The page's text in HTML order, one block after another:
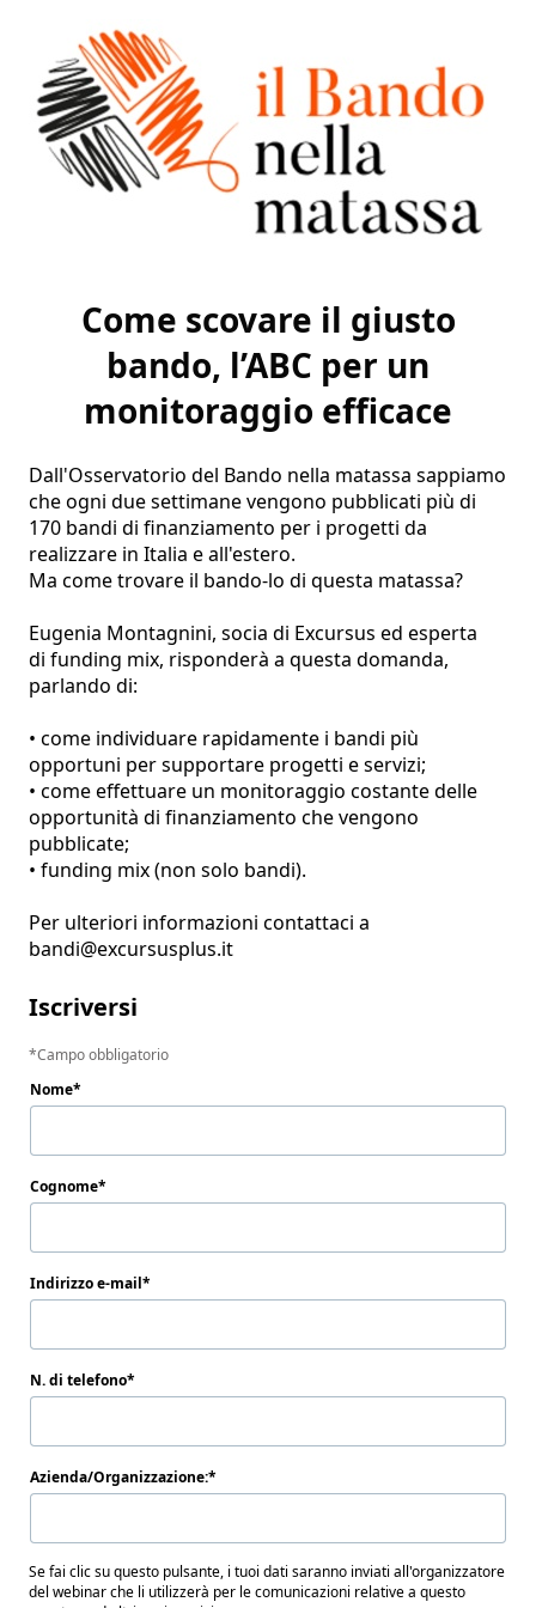
Come scovare il giusto
bando, l’ABC per un
monitoraggio efficace
Dall'Osservatorio del Bando nella matassa sappiamo
che ogni due settimane vengono pubblicati più di
170 bandi di finanziamento per i progetti da
realizzare in Italia e all'estero.
Ma come trovare il bando-lo di questa matassa?
Eugenia Montagnini, socia di Excursus ed esperta
di funding mix, risponderà a questa domanda,
parlando di:
• come individuare rapidamente i bandi più
opportuni per supportare progetti e servizi;
• come effettuare un monitoraggio costante delle
opportunità di finanziamento che vengono
pubblicate;
• funding mix (non solo bandi).
Per ulteriori informazioni contattaci a
bandi@excursusplus.it
Iscriversi
Campo obbligatorio
Nome
Cognome
Indirizzo e-mail
N. di telefono
Azienda/Organizzazione:
Se fai clic su questo pulsante, i tuoi dati saranno inviati all'organizzatore
del webinar che li utilizzerà per le comunicazioni relative a questo